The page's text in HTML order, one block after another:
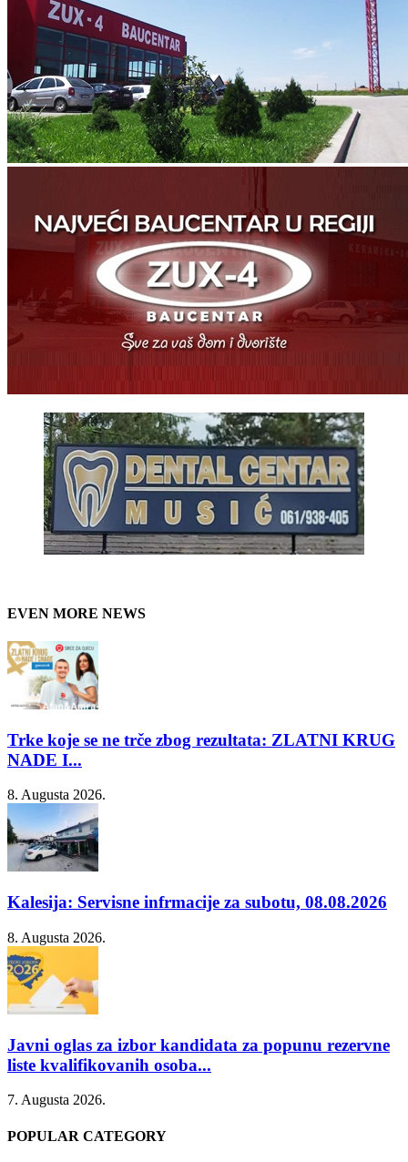
EVEN MORE NEWS
Trke koje se ne trče zbog rezultata: ZLATNI KRUG
NADE I...
8. Augusta 2026.
Kalesija: Servisne infrmacije za subotu, 08.08.2026
8. Augusta 2026.
Javni oglas za izbor kandidata za popunu rezervne
liste kvalifikovanih osoba...
7. Augusta 2026.
POPULAR CATEGORY